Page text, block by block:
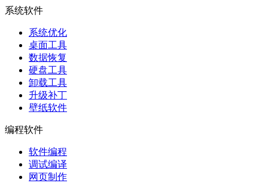
系统软件
系统优化
桌面工具
数据恢复
硬盘工具
卸载工具
升级补丁
壁纸软件
编程软件
软件编程
调试编译
网页制作